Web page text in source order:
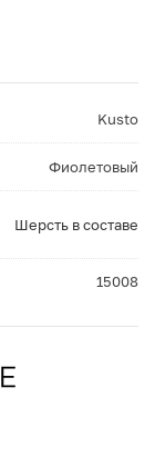
Kusto
Фиолетовый
Шерсть в составе
15008